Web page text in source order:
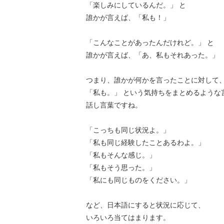
「楽しみにしているんだ。」 と
誰かが言えば、「私も！」
「こんなことがあったんだけれど。」 と
誰かが言えば、「あ、私もそれあった。」
つまり、誰かが何かを言ったことに対して、
「私も。」 という気持ちをまとめるような
話し言葉ですね。
「こっちも同じ状況よ。」
「私も同じ経験したことあるわよ。」
「私もそんな感じ。」
「私もそう思った。」
「私にも同じものをください。」
など、日本語にすると状況に応じて、
いろいろ当てはまります。